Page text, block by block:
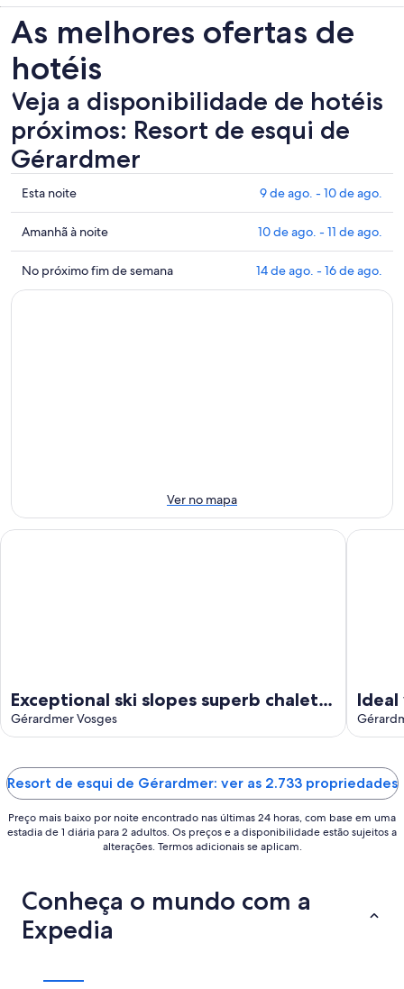
As melhores ofertas de
hotéis
Veja a disponibilidade de hotéis
próximos: Resort de esqui de
Gérardmer
Mostrar
preços
perto
de
Resort
de
de
ago.
Esta noite 9 de ago. - 10 de ago.
Mostrar
preços
perto
de
ago.
-
Amanhã à noite 10 de ago. - 11 de ago.
Mostrar
preços
de
semana:
No próximo fim de semana 14 de ago. - 16 de ago.
Ver no mapa
Exceptional ski slopes superb chalet
for 4 people 2 bedrooms 2 toilets
Gérardmer Vosges
Exceptional ski slopes superb chalet for 4 people 2
of
Ideal
Resort de esqui de Gérardmer: ver as 2.733 propriedades
Preço mais baixo por noite encontrado nas últimas 24 horas, com base em uma
estadia de 1 diária para 2 adultos. Os preços e a disponibilidade estão sujeitos a
alterações. Termos adicionais se aplicam.
Conheça o mundo com a
Expedia